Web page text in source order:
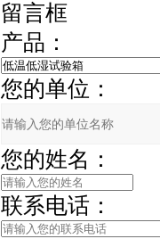
留言框
产品：
您的单位：
您的姓名：
联系电话：